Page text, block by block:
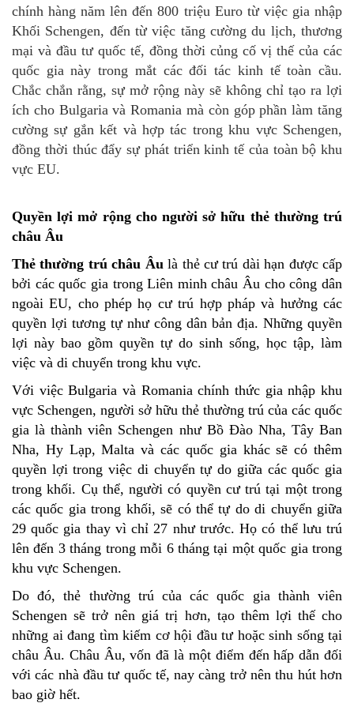
chính hàng năm lên đến 800 triệu Euro từ việc gia nhập
Khối Schengen, đến từ việc tăng cường du lịch, thương
mại và đầu tư quốc tế, đồng thời củng cố vị thế của các
quốc gia này trong mắt các đối tác kinh tế toàn cầu.
Chắc chắn rằng, sự mở rộng này sẽ không chỉ tạo ra lợi
ích cho Bulgaria và Romania mà còn góp phần làm tăng
cường sự gắn kết và hợp tác trong khu vực Schengen,
đồng thời thúc đẩy sự phát triển kinh tế của toàn bộ khu
vực EU.
Quyền lợi mở rộng cho người sở hữu thẻ thường trú
châu Âu
Thẻ thường trú châu Âu là thẻ cư trú dài hạn được cấp
bởi các quốc gia trong Liên minh châu Âu cho công dân
ngoài EU, cho phép họ cư trú hợp pháp và hưởng các
quyền lợi tương tự như công dân bản địa. Những quyền
lợi này bao gồm quyền tự do sinh sống, học tập, làm
việc và di chuyển trong khu vực.
Với việc Bulgaria và Romania chính thức gia nhập khu
vực Schengen, người sở hữu thẻ thường trú của các quốc
gia là thành viên Schengen như Bồ Đào Nha, Tây Ban
Nha, Hy Lạp, Malta và các quốc gia khác sẽ có thêm
quyền lợi trong việc di chuyển tự do giữa các quốc gia
trong khối. Cụ thể, người có quyền cư trú tại một trong
các quốc gia trong khối, sẽ có thể tự do di chuyển giữa
29 quốc gia thay vì chỉ 27 như trước. Họ có thể lưu trú
lên đến 3 tháng trong mỗi 6 tháng tại một quốc gia trong
khu vực Schengen.
Do đó, thẻ thường trú của các quốc gia thành viên
Schengen sẽ trở nên giá trị hơn, tạo thêm lợi thế cho
những ai đang tìm kiếm cơ hội đầu tư hoặc sinh sống tại
châu Âu. Châu Âu, vốn đã là một điểm đến hấp dẫn đối
với các nhà đầu tư quốc tế, nay càng trở nên thu hút hơn
bao giờ hết.